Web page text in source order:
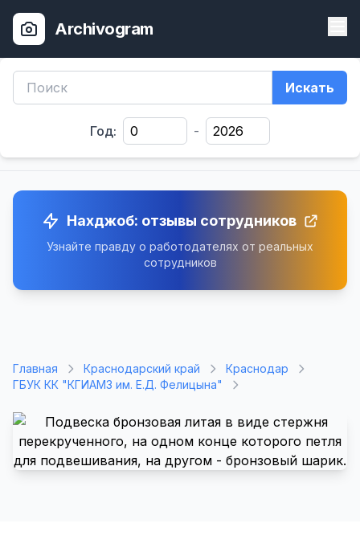
Archivogram
Искать
Год: -
Нахджоб: отзывы сотрудников
Узнайте правду о работодателях от реальных
сотрудников
Главная Краснодарский край
Краснодар
ГБУК КК "КГИАМЗ им. Е.Д. Фелицына"